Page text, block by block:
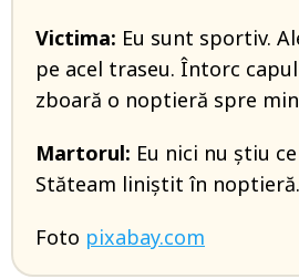
Victima: Eu sunt sportiv.
pe acel traseu. Întorc
zboară o noptieră spre
Martorul: Eu nici nu ştiu
Stăteam liniştit în
Foto pixabay.com